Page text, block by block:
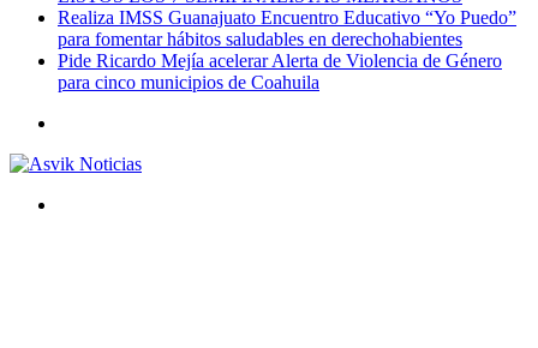
Realiza IMSS Guanajuato Encuentro Educativo “Yo Puedo”
para fomentar hábitos saludables en derechohabientes
Pide Ricardo Mejía acelerar Alerta de Violencia de Género
para cinco municipios de Coahuila